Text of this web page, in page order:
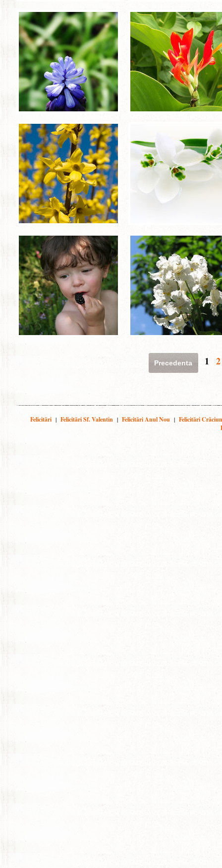
Precedenta 1 2
Felicitări | Felicitări Sf. Valentin | Felicitări Anul Nou | Felicitări